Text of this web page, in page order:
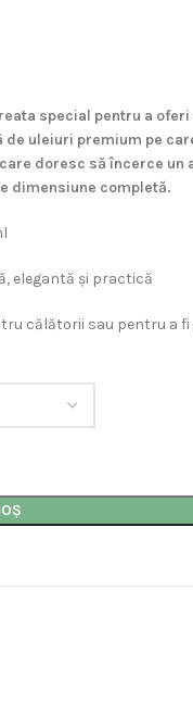
special pentru a
uleiuri premium pe
doresc să încerce un
dimensiune completă.
elegantă și practică
călătorii sau pentru a